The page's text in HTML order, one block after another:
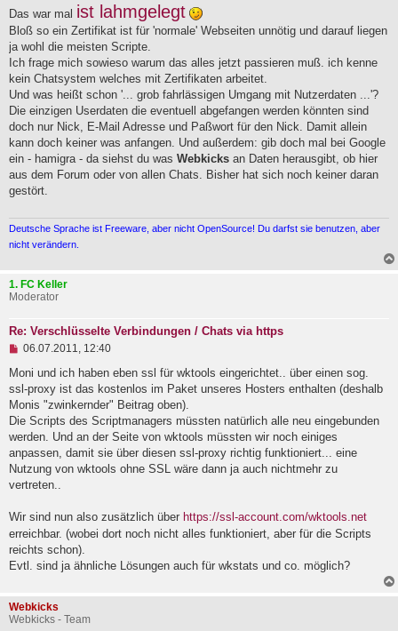
e
l
e
s
e
n
e
r
e
i
t
r
a
g
Das war mal ist lahmgelegt
Bloß so ein Zertifikat ist für 'normale' Webseiten unnötig und darauf liegen
ja wohl die meisten Scripte.
Ich frage mich sowieso warum das alles jetzt passieren muß. ich kenne
kein Chatsystem welches mit Zertifikaten arbeitet.
Und was heißt schon '... grob fahrlässigen Umgang mit Nutzerdaten ...'?
Die einzigen Userdaten die eventuell abgefangen werden könnten sind
doch nur Nick, E-Mail Adresse und Paßwort für den Nick. Damit allein
kann doch keiner was anfangen. Und außerdem: gib doch mal bei Google
ein - hamigra - da siehst du was Webkicks an Daten herausgibt, ob hier
aus dem Forum oder von allen Chats. Bisher hat sich noch keiner daran
gestört.
Deutsche Sprache ist Freeware, aber nicht OpenSource! Du darfst sie benutzen, aber
nicht verändern.
1. FC Keller
Moderator
Re: Verschlüsselte Verbindungen / Chats via https
U
g
e
e
s
e
e
r
B
i
t
r
a
g
06.07.2011, 12:40
Moni und ich haben eben ssl für wktools eingerichtet.. über einen sog.
ssl-proxy ist das kostenlos im Paket unseres Hosters enthalten (deshalb
Monis "zwinkernder" Beitrag oben).
Die Scripts des Scriptmanagers müssten natürlich alle neu eingebunden
werden. Und an der Seite von wktools müssten wir noch einiges
anpassen, damit sie über diesen ssl-proxy richtig funktioniert... eine
Nutzung von wktools ohne SSL wäre dann ja auch nichtmehr zu
vertreten..
Wir sind nun also zusätzlich über https://ssl-account.com/wktools.net
erreichbar. (wobei dort noch nicht alles funktioniert, aber für die Scripts
reichts schon).
Evtl. sind ja ähnliche Lösungen auch für wkstats und co. möglich?
Webkicks
Webkicks - Team